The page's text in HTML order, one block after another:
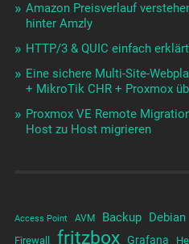
Amazon Preisverlauf
hinter Amzly
HTTP/3 & QUIC einfach
Eine sichere Multi-Site-
+ MikroTik CHR + Proxmox
Proxmox VE Remote
Host zu Host migrieren
Access Point AVM Backup Debian
Firewall fritzbox Grafana